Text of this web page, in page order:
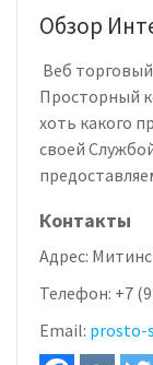
Обзор
Веб
Просторный
хоть какого
своей
Контакты
Адрес:
Телефон: +7
Email: prosto-